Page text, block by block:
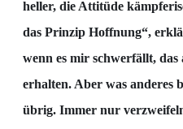
heller, die Attitüde kämpfer
das Prinzip Hoffnung“,
wenn es mir schwerfällt, das
erhalten. Aber was anderes
übrig. Immer nur